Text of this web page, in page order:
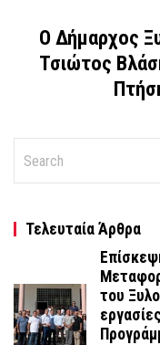
Ο Δήμαρχος
Τσιώτος
Τελευταία Άρθρα
του